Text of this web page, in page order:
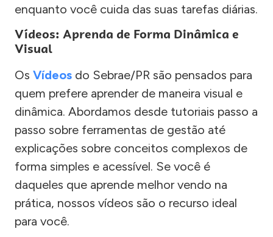
enquanto você cuida das suas tarefas diárias.
Vídeos: Aprenda de Forma Dinâmica e
Visual
Os Vídeos do Sebrae/PR são pensados para
quem prefere aprender de maneira visual e
dinâmica. Abordamos desde tutoriais passo a
passo sobre ferramentas de gestão até
explicações sobre conceitos complexos de
forma simples e acessível. Se você é
daqueles que aprende melhor vendo na
prática, nossos vídeos são o recurso ideal
para você.